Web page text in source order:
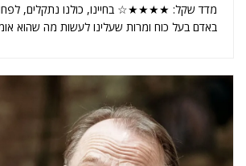
מדד שקל: ★★★★☆ בחיינו, כולנו נתקלים,
באדם בעל כוח ומרות שעלינו לעשות מה שהוא